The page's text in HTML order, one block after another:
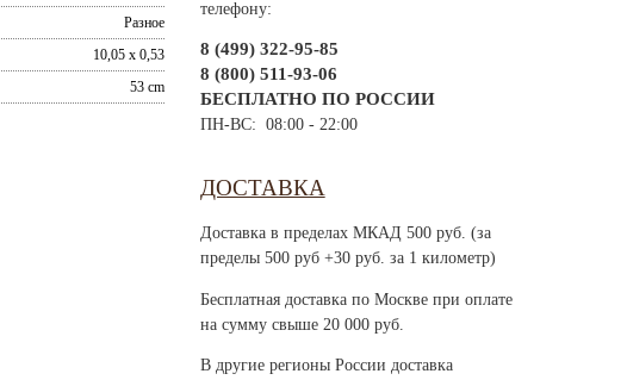
Разное
10,05 x 0,53
53 cm
телефону:
8 (499) 322-95-85
8 (800) 511-93-06
БЕСПЛАТНО ПО РОССИИ
ПН-ВС: 08:00 - 22:00
ДОСТАВКА
Доставка в пределах МКАД 500 руб. (за
пределы 500 руб +30 руб. за 1 километр)
Бесплатная доставка по Москве при оплате
на сумму свыше 20 000 руб.
В другие регионы России доставка